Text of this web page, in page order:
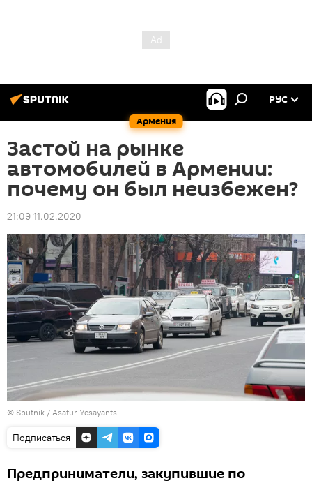
Армения
РУС
Застой на рынке
автомобилей в Армении:
почему он был неизбежен?
21:09 11.02.2020
© Sputnik / Asatur Yesayants
Подписаться
Предприниматели, закупившие по